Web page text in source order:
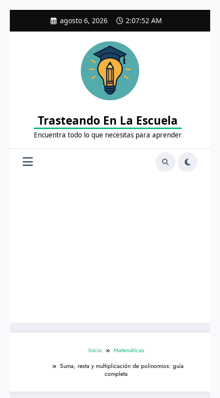
agosto 6, 2026 2:07:53 AM
Trasteando En La Escuela
Encuentra todo lo que necesitas para aprender
Inicio
Matemáticas
Suma, resta y multiplicación de polinomios: guía
completa